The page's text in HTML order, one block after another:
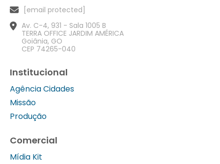
[email protected]
Av. C-4, 931 - Sala 1005 B
TERRA OFFICE JARDIM AMÉRICA
Goiânia, GO
CEP 74265-040
Institucional
Agência Cidades
Missão
Produção
Comercial
Mídia Kit